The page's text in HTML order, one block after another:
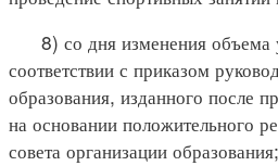
8) со дня изменения объема
соответствии с приказом
образования, изданного после
на основании положительного
совета организации образования;